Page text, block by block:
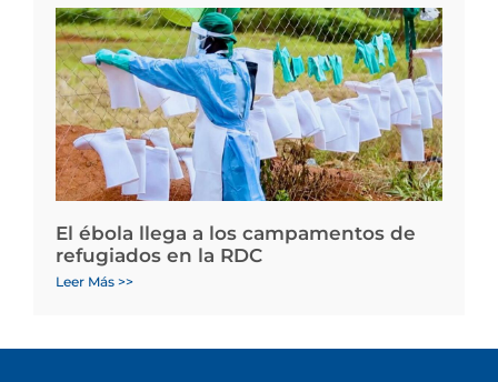
El ébola llega a los campamentos de
refugiados en la RDC
Leer Más >>